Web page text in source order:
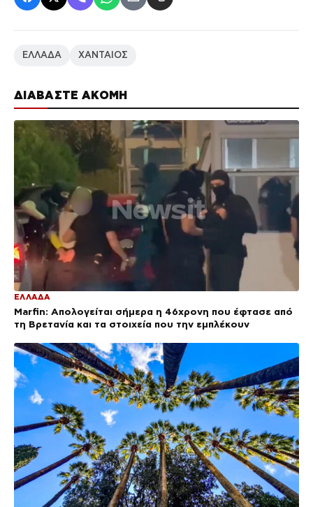
ΔΙΑΒΑΣΤΕ ΑΚΟΜΗ
ΕΛΛΑΔΑ
Marfin: Απολογείται σήμερα η 46χρονη που έφτασε από
τη Βρετανία και τα στοιχεία που την εμπλέκουν
ΕΛΛΑΔΑ ΧΑΝΤΑΙΟΣ